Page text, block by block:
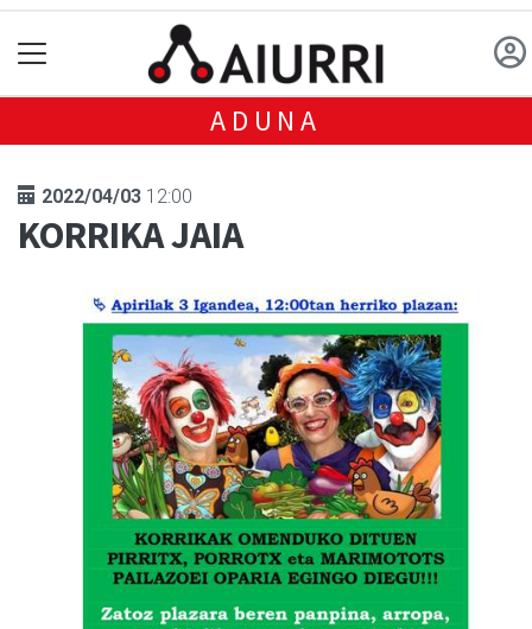
ADUNA
2022/04/03 12:00
KORRIKA JAIA